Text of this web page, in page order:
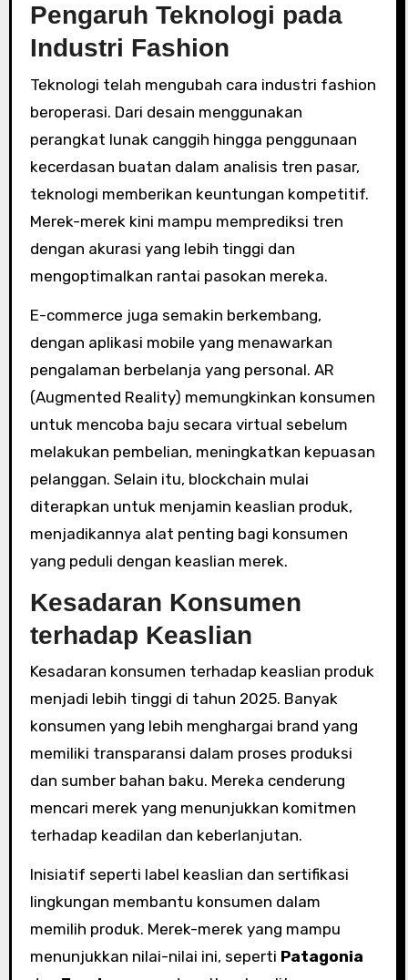
Pengaruh Teknologi pada
Industri Fashion
Teknologi telah mengubah cara industri fashion
beroperasi. Dari desain menggunakan
perangkat lunak canggih hingga penggunaan
kecerdasan buatan dalam analisis tren pasar,
teknologi memberikan keuntungan kompetitif.
Merek-merek kini mampu memprediksi tren
dengan akurasi yang lebih tinggi dan
mengoptimalkan rantai pasokan mereka.
E-commerce juga semakin berkembang,
dengan aplikasi mobile yang menawarkan
pengalaman berbelanja yang personal. AR
(Augmented Reality) memungkinkan konsumen
untuk mencoba baju secara virtual sebelum
melakukan pembelian, meningkatkan kepuasan
pelanggan. Selain itu, blockchain mulai
diterapkan untuk menjamin keaslian produk,
menjadikannya alat penting bagi konsumen
yang peduli dengan keaslian merek.
Kesadaran Konsumen
terhadap Keaslian
Kesadaran konsumen terhadap keaslian produk
menjadi lebih tinggi di tahun 2025. Banyak
konsumen yang lebih menghargai brand yang
memiliki transparansi dalam proses produksi
dan sumber bahan baku. Mereka cenderung
mencari merek yang menunjukkan komitmen
terhadap keadilan dan keberlanjutan.
Inisiatif seperti label keaslian dan sertifikasi
lingkungan membantu konsumen dalam
memilih produk. Merek-merek yang mampu
menunjukkan nilai-nilai ini, seperti Patagonia